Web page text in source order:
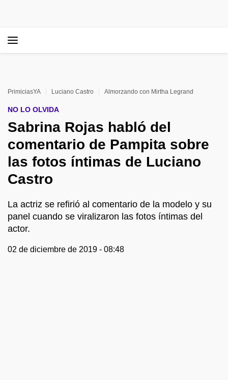
PrimiciasYA Luciano Castro Almorzando con Mirtha Legrand
NO LO OLVIDA
Sabrina Rojas habló del
comentario de Pampita sobre
las fotos íntimas de Luciano
Castro
La actriz se refirió al comentario de la modelo y su
panel cuando se viralizaron las fotos íntimas del
actor.
02 de diciembre de 2019 - 08:48